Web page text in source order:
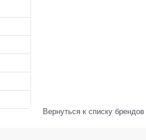
Вернуться к списку брендов